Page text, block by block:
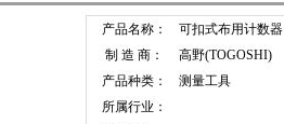
产品名称：
可扣式布用计数器
制 造 商：
高野(TOGOSHI)
产品种类：
测量工具
所属行业：